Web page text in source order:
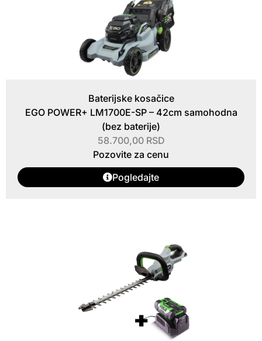
Baterijske kosačice
EGO POWER+ LM1700E-SP – 42cm samohodna
(bez baterije)
58.700,00 RSD
Pozovite za cenu
Pogledajte